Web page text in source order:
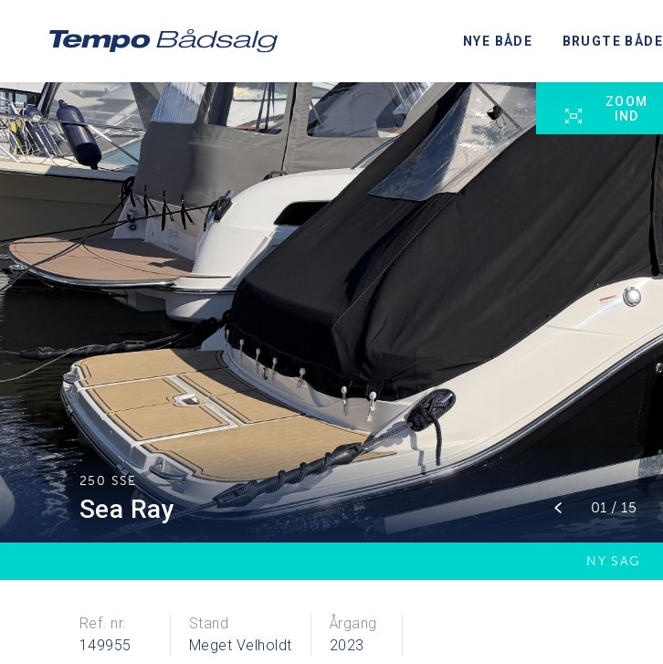
NYE BÅDE BRUGTE BÅDE
01 / 15
250 SSE
Sea Ray
ZOOM
IND
NY SAG
Ref. nr.
149955
Stand
Meget Velholdt
Årgang
2023